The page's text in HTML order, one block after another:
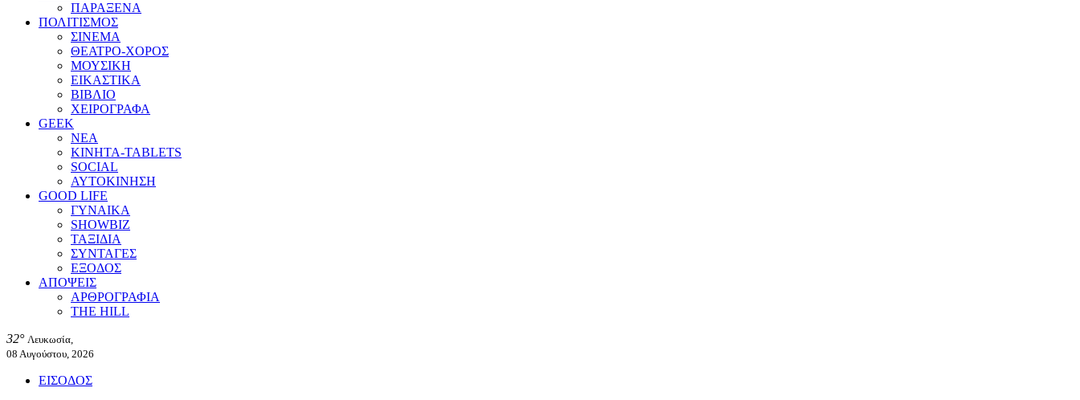
ΠΑΡΑΞΕΝΑ
ΠΟΛΙΤΙΣΜΟΣ
ΣΙΝΕΜΑ
ΘΕΑΤΡΟ-ΧΟΡΟΣ
ΜΟΥΣΙΚΗ
ΕΙΚΑΣΤΙΚΑ
ΒΙΒΛΙΟ
ΧΕΙΡΟΓΡΑΦΑ
GEEK
ΝΕΑ
ΚΙΝΗΤΑ-TABLETS
SOCIAL
ΑΥΤΟΚΙΝΗΣΗ
GOOD LIFE
ΓΥΝΑΙΚΑ
SHOWBIZ
ΤΑΞΙΔΙΑ
ΣΥΝΤΑΓΕΣ
ΕΞΟΔΟΣ
ΑΠΟΨΕΙΣ
ΑΡΘΡΟΓΡΑΦΙΑ
THE HILL
32° Λευκωσία,
08 Αυγούστου, 2026
ΕΙΣΟΔΟΣ